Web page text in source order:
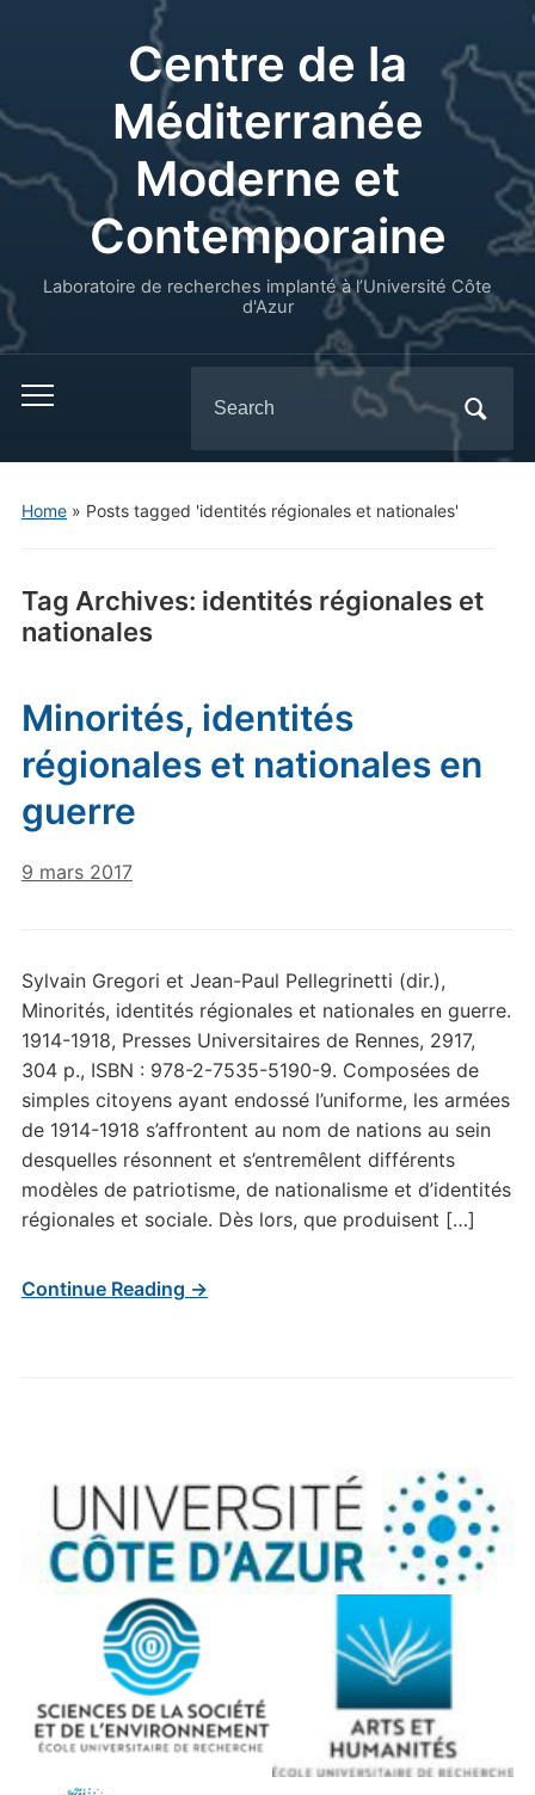
Centre de la
Méditerranée
Moderne et
Contemporaine
Laboratoire de recherches implanté à l’Université Côte
d'Azur
for:
Home» Posts tagged 'identités régionales et nationales'
Tag Archives: identités régionales et
nationales
Minorités, identités
régionales et nationales en
guerre
9 mars 2017
Sylvain Gregori et Jean-Paul Pellegrinetti (dir.),
Minorités, identités régionales et nationales en guerre.
1914-1918, Presses Universitaires de Rennes, 2917,
304 p., ISBN : 978-2-7535-5190-9. Composées de
simples citoyens ayant endossé l’uniforme, les armées
de 1914-1918 s’affrontent au nom de nations au sein
desquelles résonnent et s’entremêlent différents
modèles de patriotisme, de nationalisme et d’identités
régionales et sociale. Dès lors, que produisent […]
Continue Reading →